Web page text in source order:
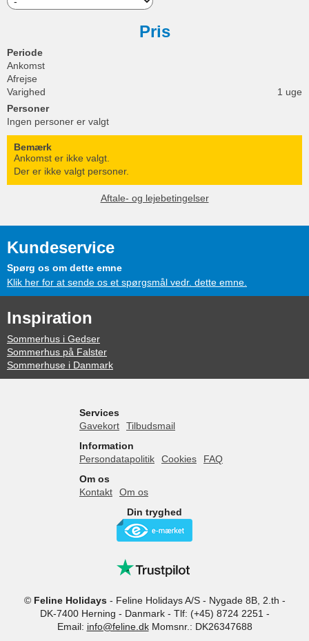
Pris
Periode
Ankomst
Afrejse
Varighed
1 uge
Personer
Ingen personer er valgt
Bemærk
Ankomst er ikke valgt.
Der er ikke valgt personer.
Aftale- og lejebetingelser
Kundeservice
Spørg os om dette emne
Klik her for at sende os et spørgsmål vedr. dette emne.
Inspiration
Sommerhus i Gedser
Sommerhus på Falster
Sommerhuse i Danmark
Services
Gavekort
Tilbudsmail
Information
Persondatapolitik
Cookies
FAQ
Om os
Kontakt
Om os
Din tryghed
© Feline Holidays- Feline Holidays A/S- Nygade 8B, 2.th -
DK-7400 Herning - Danmark - Tlf: (+45) 8724 2251-
Email: info@feline.dk Momsnr.: DK26347688